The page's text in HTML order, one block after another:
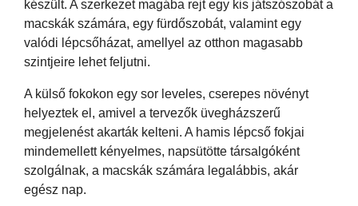
készült. A szerkezet magába rejt egy kis játszószobát a
macskák számára, egy fürdőszobát, valamint egy
valódi lépcsőházat, amellyel az otthon magasabb
szintjeire lehet feljutni.
A külső fokokon egy sor leveles, cserepes növényt
helyeztek el, amivel a tervezők üvegházszerű
megjelenést akarták kelteni. A hamis lépcső fokjai
mindemellett kényelmes, napsütötte társalgóként
szolgálnak, a macskák számára legalábbis, akár
egész nap.